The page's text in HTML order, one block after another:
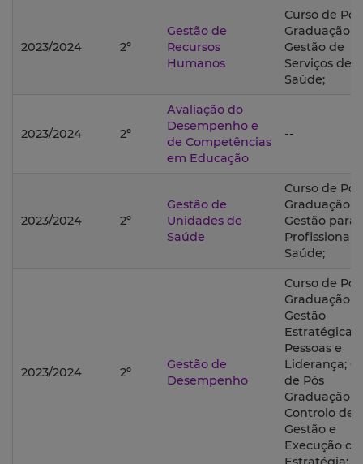
2023/2024 2º
Gestão de
Recursos
Humanos
Curso de Pós
Graduação
Gestão de
Serviços de
Saúde;
2023/2024 2º
Avaliação do
Desempenho e
de Competências
em Educação
--
2023/2024 2º
Gestão de
Unidades de
Saúde
Curso de Pós
Graduação
Gestão para
Profissionais
Saúde;
2023/2024 2º
Gestão de
Desempenho
Curso de Pós
Graduação
Gestão
Estratégica
Pessoas e
Liderança;
de Pós
Graduação
Controlo de
Gestão e
Execução da